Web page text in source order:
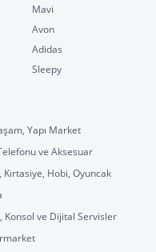
Mavi
Avon
Adidas
Sleepy
Yapı Market
ve Aksesuar
Kırtasiye, Hobi, Oyuncak
Konsol ve Dijital Servisler